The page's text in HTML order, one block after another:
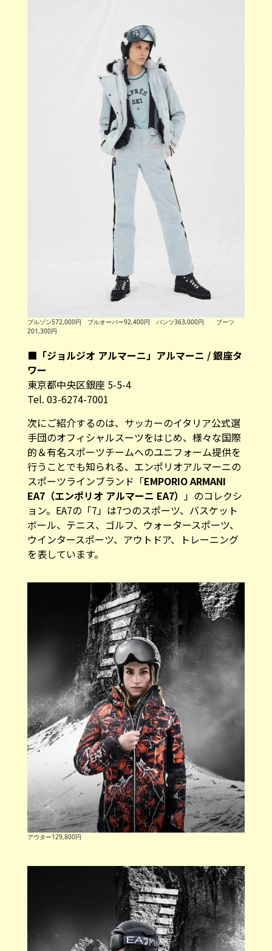
ブルゾン572,000円 プルオーバー92,400円 パンツ363,000円 ブーツ
201,300円
■「ジョルジオ アルマーニ」アルマーニ / 銀座タ
ワー
東京都中央区銀座 5-5-4
Tel. 03-6274-7001
次にご紹介するのは、サッカーのイタリア公式選
手団のオフィシャルスーツをはじめ、様々な国際
的＆有名スポーツチームへのユニフォーム提供を
行うことでも知られる、エンポリオアルマーニの
スポーツラインブランド「EMPORIO ARMANI
EA7（エンポリオ アルマーニ EA7） 」のコレクシ
ョン。EA7の「7」は7つのスポーツ、バスケット
ボール、テニス、ゴルフ、ウォータースポーツ、
ウインタースポーツ、アウトドア、トレーニング
を表しています。
アウター129,800円